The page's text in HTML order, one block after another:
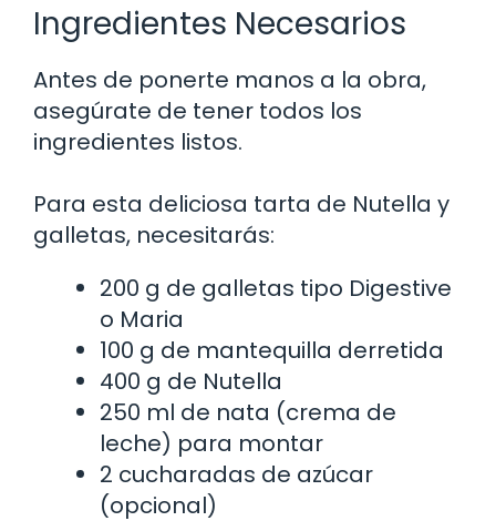
Ingredientes Necesarios
Antes de ponerte manos a la obra,
asegúrate de tener todos los
ingredientes listos.
Para esta deliciosa tarta de Nutella y
galletas, necesitarás:
200 g de galletas tipo Digestive
o Maria
100 g de mantequilla derretida
400 g de Nutella
250 ml de nata (crema de
leche) para montar
2 cucharadas de azúcar
(opcional)